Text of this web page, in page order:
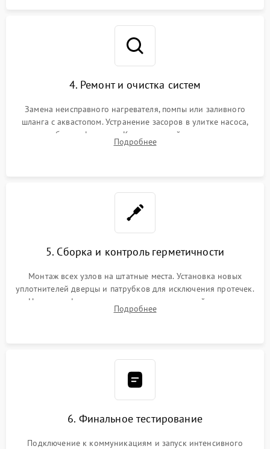
4. Ремонт и очистка систем
Замена неисправного нагревателя, помпы или заливного
шланга с аквастопом. Устранение засоров в улитке насоса,
патрубках и фильтрах. Компонентный ремонт платы
управления, восстановление поврежденной проводки.
Подробнее
5. Сборка и контроль герметичности
Монтаж всех узлов на штатные места. Установка новых
уплотнителей дверцы и патрубков для исключения протечек.
Надежная фиксация хомутов гидравлической системы,
сборка корпуса и установка датчика поплавка.
Подробнее
6. Финальное тестирование
Подключение к коммуникациям и запуск интенсивного